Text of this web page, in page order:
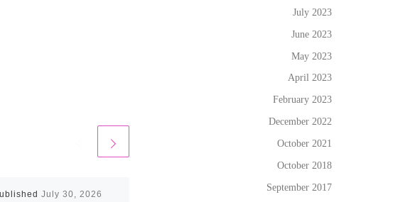
July 30, 2026 Published
July 2023
June 2023
May 2023
April 2023
February 2023
December 2022
October 2021
October 2018
September 2017